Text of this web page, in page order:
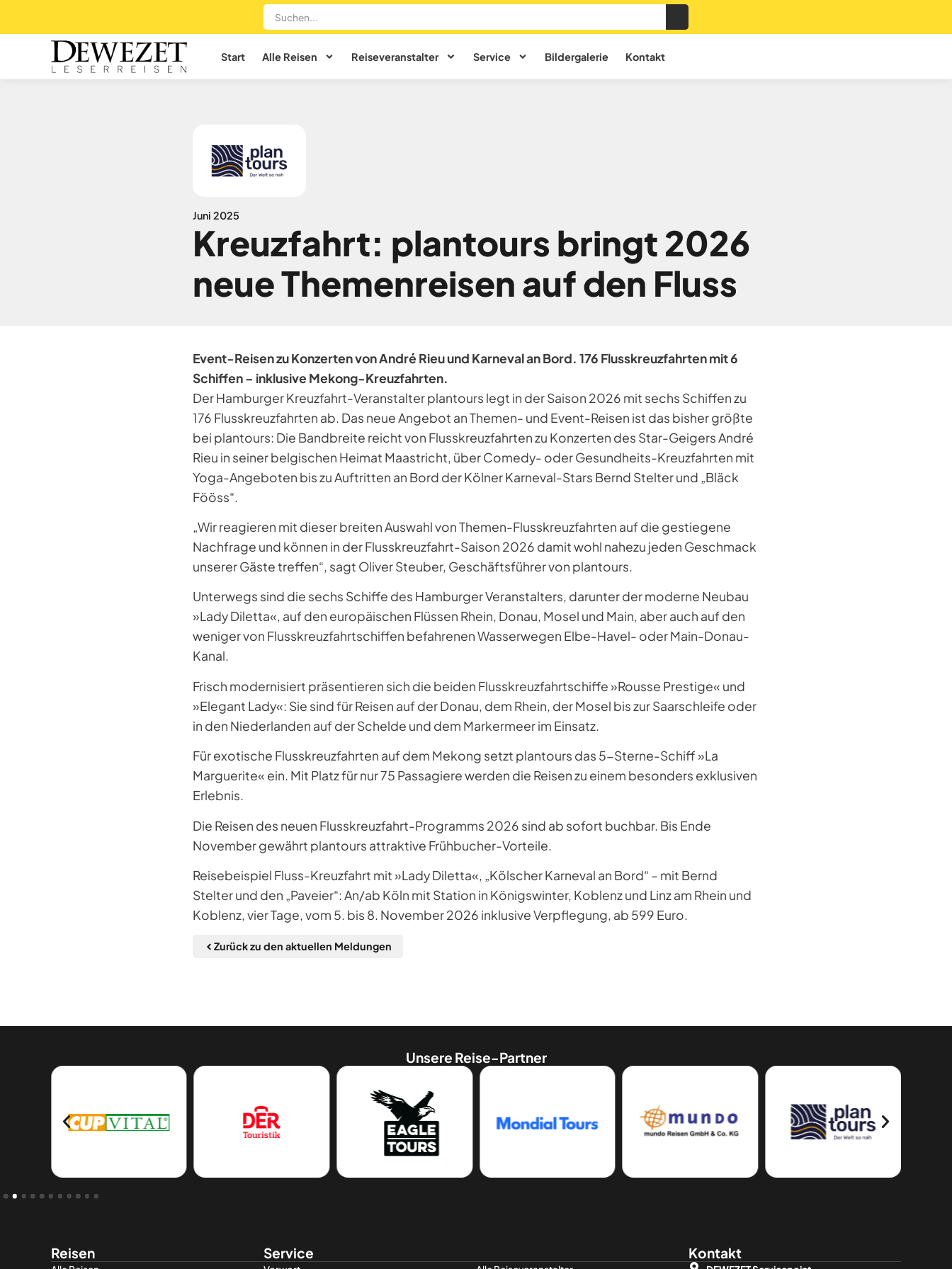
Start Alle Reisen Reiseveranstalter Service Bildergalerie Kontakt
Juni 2025
Kreuzfahrt: plantours bringt 2026
neue Themenreisen auf den Fluss
Event-Reisen zu Konzerten von André Rieu und Karneval an Bord. 176 Flusskreuzfahrten mit 6
Schiffen – inklusive Mekong-Kreuzfahrten.
Der Hamburger Kreuzfahrt-Veranstalter plantours legt in der Saison 2026 mit sechs Schiffen zu
176 Flusskreuzfahrten ab. Das neue Angebot an Themen- und Event-Reisen ist das bisher größte
bei plantours: Die Bandbreite reicht von Flusskreuzfahrten zu Konzerten des Star-Geigers André
Rieu in seiner belgischen Heimat Maastricht, über Comedy- oder Gesundheits-Kreuzfahrten mit
Yoga-Angeboten bis zu Auftritten an Bord der Kölner Karneval-Stars Bernd Stelter und „Bläck
Fööss“.
„Wir reagieren mit dieser breiten Auswahl von Themen-Flusskreuzfahrten auf die gestiegene
Nachfrage und können in der Flusskreuzfahrt-Saison 2026 damit wohl nahezu jeden Geschmack
unserer Gäste treffen“, sagt Oliver Steuber, Geschäftsführer von plantours.
Unterwegs sind die sechs Schiffe des Hamburger Veranstalters, darunter der moderne Neubau
»Lady Diletta«, auf den europäischen Flüssen Rhein, Donau, Mosel und Main, aber auch auf den
weniger von Flusskreuzfahrtschiffen befahrenen Wasserwegen Elbe-Havel- oder Main-Donau-
Kanal.
Frisch modernisiert präsentieren sich die beiden Flusskreuzfahrtschiffe »Rousse Prestige« und
»Elegant Lady«: Sie sind für Reisen auf der Donau, dem Rhein, der Mosel bis zur Saarschleife oder
in den Niederlanden auf der Schelde und dem Markermeer im Einsatz.
Für exotische Flusskreuzfahrten auf dem Mekong setzt plantours das 5-Sterne-Schiff »La
Marguerite« ein. Mit Platz für nur 75 Passagiere werden die Reisen zu einem besonders exklusiven
Erlebnis.
Die Reisen des neuen Flusskreuzfahrt-Programms 2026 sind ab sofort buchbar. Bis Ende
November gewährt plantours attraktive Frühbucher-Vorteile.
Reisebeispiel Fluss-Kreuzfahrt mit »Lady Diletta«, „Kölscher Karneval an Bord“ – mit Bernd
Stelter und den „Paveier“: An/ab Köln mit Station in Königswinter, Koblenz und Linz am Rhein und
Koblenz, vier Tage, vom 5. bis 8. November 2026 inklusive Verpflegung, ab 599 Euro.
Zurück zu den aktuellen Meldungen
Unsere Reise-Partner
Reisen Service Kontakt